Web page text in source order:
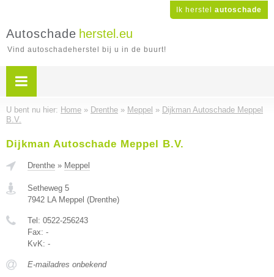
Ik herstel autoschade
Autoschade herstel.eu
Vind autoschadeherstel bij u in de buurt!
U bent nu hier: Home » Drenthe » Meppel » Dijkman Autoschade Meppel
B.V.
Dijkman Autoschade Meppel B.V.
Drenthe » Meppel
Setheweg 5
7942 LA Meppel (Drenthe)
Tel: 0522-256243
Fax: -
KvK: -
E-mailadres onbekend